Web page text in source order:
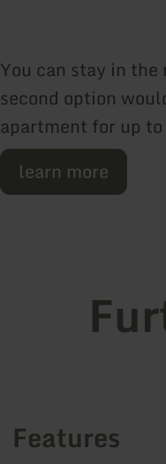
You can stay in
second option
apartment for up
learn more
Features